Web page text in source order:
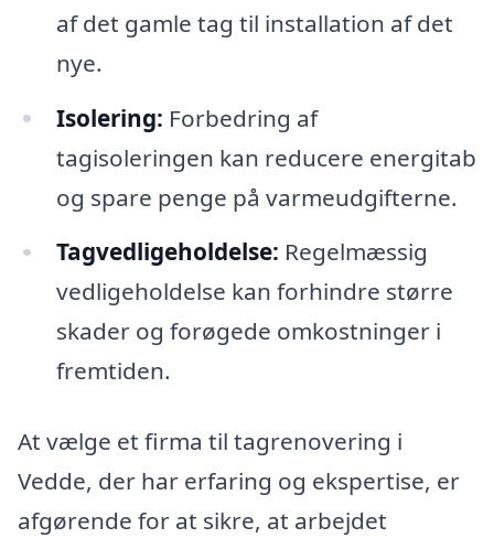
af det gamle tag til installation af det
nye.
Isolering: Forbedring af
tagisoleringen kan reducere energitab
og spare penge på varmeudgifterne.
Tagvedligeholdelse: Regelmæssig
vedligeholdelse kan forhindre større
skader og forøgede omkostninger i
fremtiden.
At vælge et firma til tagrenovering i
Vedde, der har erfaring og ekspertise, er
afgørende for at sikre, at arbejdet